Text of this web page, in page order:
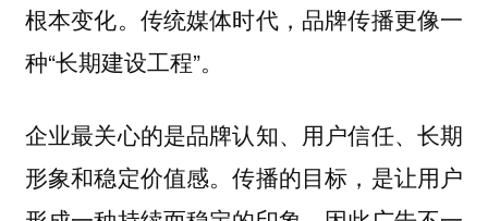
根本变化。传统媒体时代，品牌传播更像一
种“长期建设工程”。
企业最关心的是品牌认知、用户信任、长期
形象和稳定价值感。传播的目标，是让用户